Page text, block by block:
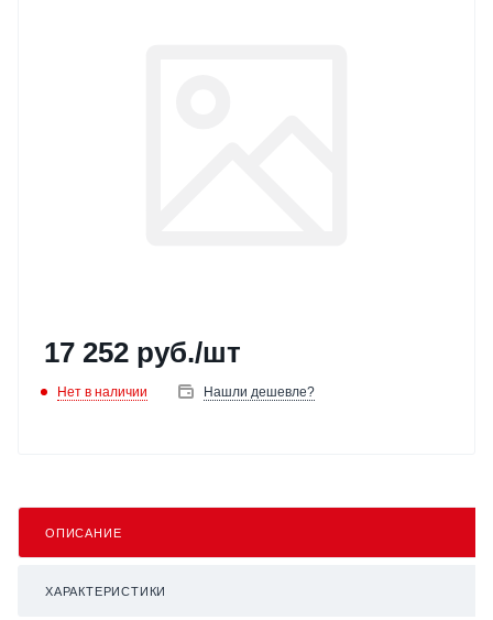
17 252 руб./шт
Нет в наличии Нашли дешевле?
ОПИСАНИЕ
ХАРАКТЕРИСТИКИ